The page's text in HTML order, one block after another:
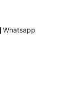
Whatsapp